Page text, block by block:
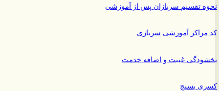
تقسیم سربازان پس از آموزشی
آموزشی سربازی
غیبت و اضافه خدمت
بسیج